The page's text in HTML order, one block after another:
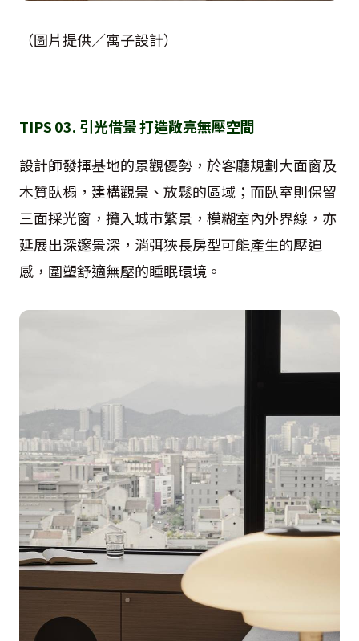
（圖片提供／寓子設計）
TIPS 03. 引光借景 打造敞亮無壓空間
設計師發揮基地的景觀優勢，於客廳規劃大面窗及
木質臥榻，建構觀景、放鬆的區域；而臥室則保留
三面採光窗，攬入城市繁景，模糊室內外界線，亦
延展出深邃景深，消弭狹長房型可能產生的壓迫
感，圍塑舒適無壓的睡眠環境。